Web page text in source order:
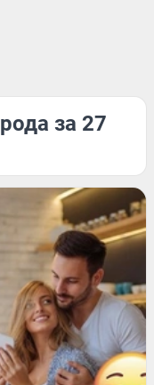
за 27